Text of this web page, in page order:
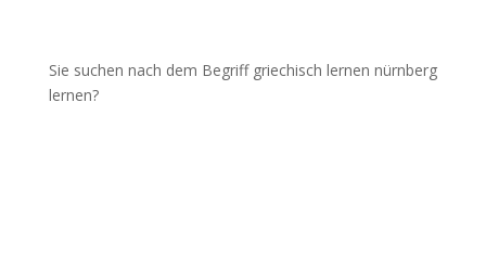
Sie suchen nach dem Begriff griechisch lernen nürnberg
lernen?